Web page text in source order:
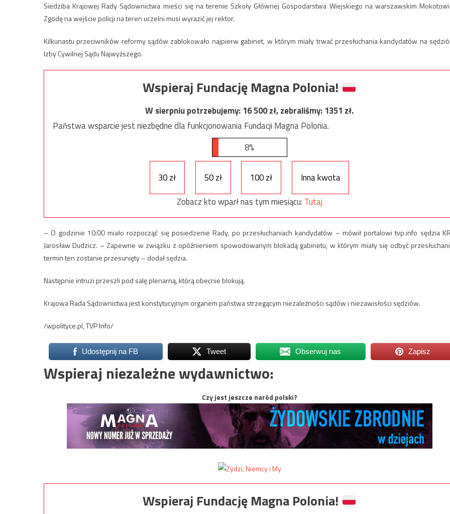
Siedziba Krajowej Rady Sądownictwa mieści się na terenie Szkoły Głównej Gospodarstwa Wiejskiego na warszawskim
Zgodę na wejście policji na teren uczelni musi wyrazić jej rektor.
Kilkunastu przeciwników reformy sądów zablokowało najpierw gabinet, w którym miały trwać przesłuchania kandydatów na
Izby Cywilnej Sądu Najwyższego.
Wspieraj Fundację Magna Polonia!
W sierpniu potrzebujemy:16 500zł, zebraliśmy:1351 zł.
Państwa wsparcie jest niezbędne dla funkcjonowania Fundacji Magna Polonia.
8%
30 zł 50 zł 100 zł
Inna kwota
Zobacz kto wparł nas tym miesiącu: Tutaj
– O godzinie 10:00 miało rozpocząć się posiedzenie Rady, po przesłuchaniach kandydatów – mówił portalowi tvp.info sędzia
Jarosław Dudzicz. – Zapewne w związku z opóźnieniem spowodowanym blokadą gabinetu, w którym miały się odbyć
termin ten zostanie przesunięty – dodał sędzia.
Następnie intruzi przeszli pod salę plenarną, którą obecnie blokują.
Krajowa Rada Sądownictwa jest konstytucyjnym organem państwa strzegącym niezależności sądów i niezawisłości sędziów.
/wpolityce.pl, TVP Info/
Udostępnij na FB Tweet Obserwuj nas Zapisz
Wspieraj niezależne wydawnictwo:
Czy jest jeszcze naród polski?
Wspieraj Fundację Magna Polonia!